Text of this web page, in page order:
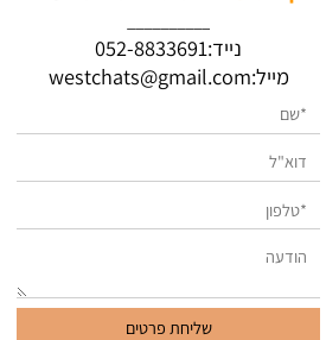
החוף המערבי פשוט להתלבש לעבודה
__________
נייד: 052-8833691
מייל:
westchats@gmail.com